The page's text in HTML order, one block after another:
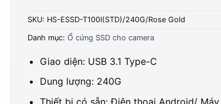
SKU: HS-ESSD-T100I(STD)/240G/Rose Gold
Danh mục: Ổ cứng SSD cho camera
Giao diện: USB 3.1 Type-C
Dung lượng: 240G
Thiết bị có sẵn: Điện thoại Android/